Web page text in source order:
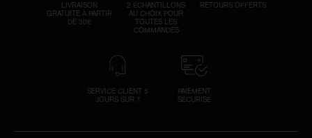
LIVRAISON
GRATUITE À PARTIR
DE 30€
2 ÉCHANTILLONS
AU CHOIX POUR
TOUTES LES
COMMANDES
RETOURS OFFERTS
SERVICE CLIENT 5
JOURS SUR 7
PAIEMENT
SÉCURISÉ